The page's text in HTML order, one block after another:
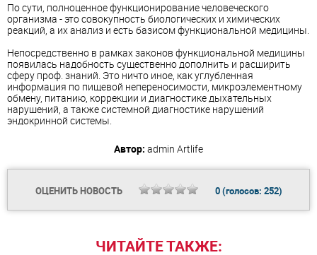
По сути, полноценное функционирование человеческого
организма - это совокупность биологических и химических
реакций, а их анализ и есть базисом функциональной медицины.
Непосредственно в рамках законов функциональной медицины
появилась надобность существенно дополнить и расширить
сферу проф. знаний. Это ничто иное, как углубленная
информация по пищевой непереносимости, микроэлементному
обмену, питанию, коррекции и диагностике дыхательных
нарушений, а также системной диагностике нарушений
эндокринной системы.
Автор: admin Artlife
ОЦЕНИТЬ НОВОСТЬ 0(голосов: 252)
ЧИТАЙТЕ ТАКЖЕ: